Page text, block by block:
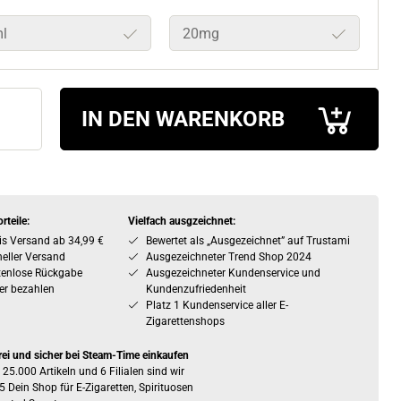
20mg
IN DEN WARENKORB
Versand ab 34,99 €
Versand
Rückgabe
bezahlen
Vielfach ausgzeichnet:
Bewertet als „Ausgezeichnet” auf Trustami
Ausgezeichneter Trend Shop 2024
Ausgezeichneter Kundenservice und
Kundenzufriedenheit
Platz 1 Kundenservice aller E-
Zigarettenshops
und sicher bei Steam-Time einkaufen
25.000 Artikeln und 6 Filialen sind wir
Dein Shop für E-Zigaretten, Spirituosen